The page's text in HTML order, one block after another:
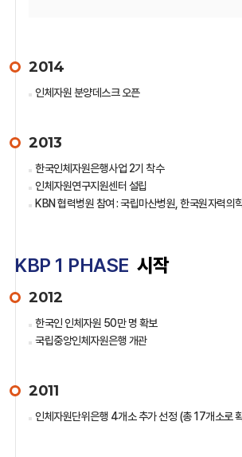
2014
인체자원 분양데스크 오픈
2013
한국인체자원은행사업 2기 착수
인체자원연구지원센터 설립
KBN 협력병원 참여 : 국립마산병원, 한국원자력의
KBP 1 PHASE 시작
2012
한국인 인체자원 50만 명 확보
국립중앙인체자원은행 개관
2011
인체자원단위은행 4개소 추가 선정 (총 17개소로